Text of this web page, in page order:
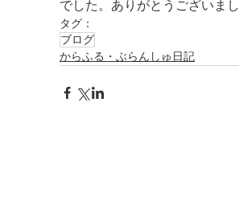
でした。ありがとうございまし
タグ：
ブログ
からふる・ぶらんしゅ日記